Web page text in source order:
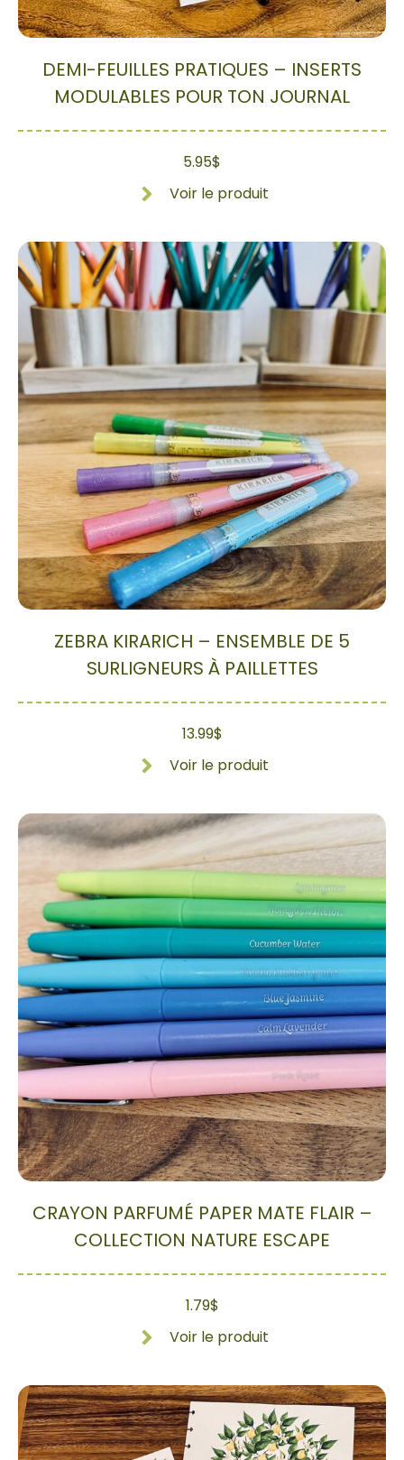
DEMI-FEUILLES PRATIQUES – INSERTS
MODULABLES POUR TON JOURNAL
5.95$
Voir le produit
ZEBRA KIRARICH – ENSEMBLE DE 5
SURLIGNEURS À PAILLETTES
13.99$
Voir le produit
CRAYON PARFUMÉ PAPER MATE FLAIR –
COLLECTION NATURE ESCAPE
1.79$
Voir le produit